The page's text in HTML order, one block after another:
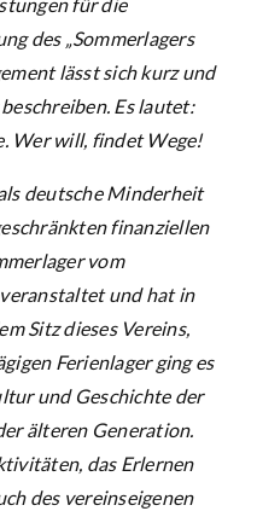
des „Sommerlagers
lässt sich kurz und
Es lautet:
Wer will, findet Wege!
deutsche Minderheit
finanziellen
vom
und hat in
Sitz dieses Vereins,
Ferienlager ging es
und Geschichte der
älteren Generation.
das Erlernen
des vereinseigenen